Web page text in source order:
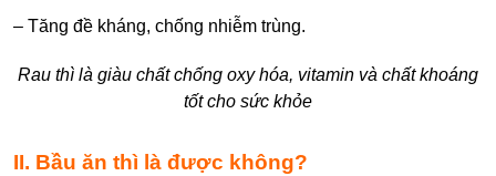
– Tăng đề kháng, chống nhiễm trùng.
Rau thì là giàu chất chống oxy hóa, vitamin và chất khoáng
tốt cho sức khỏe
II. Bầu ăn thì là được không?